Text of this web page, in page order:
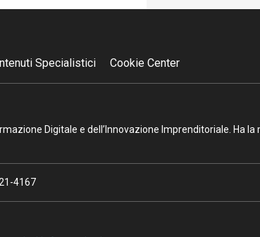
Specialistici Cookie Center
Digitale e dell’Innovazione Imprenditoriale. Ha
4167